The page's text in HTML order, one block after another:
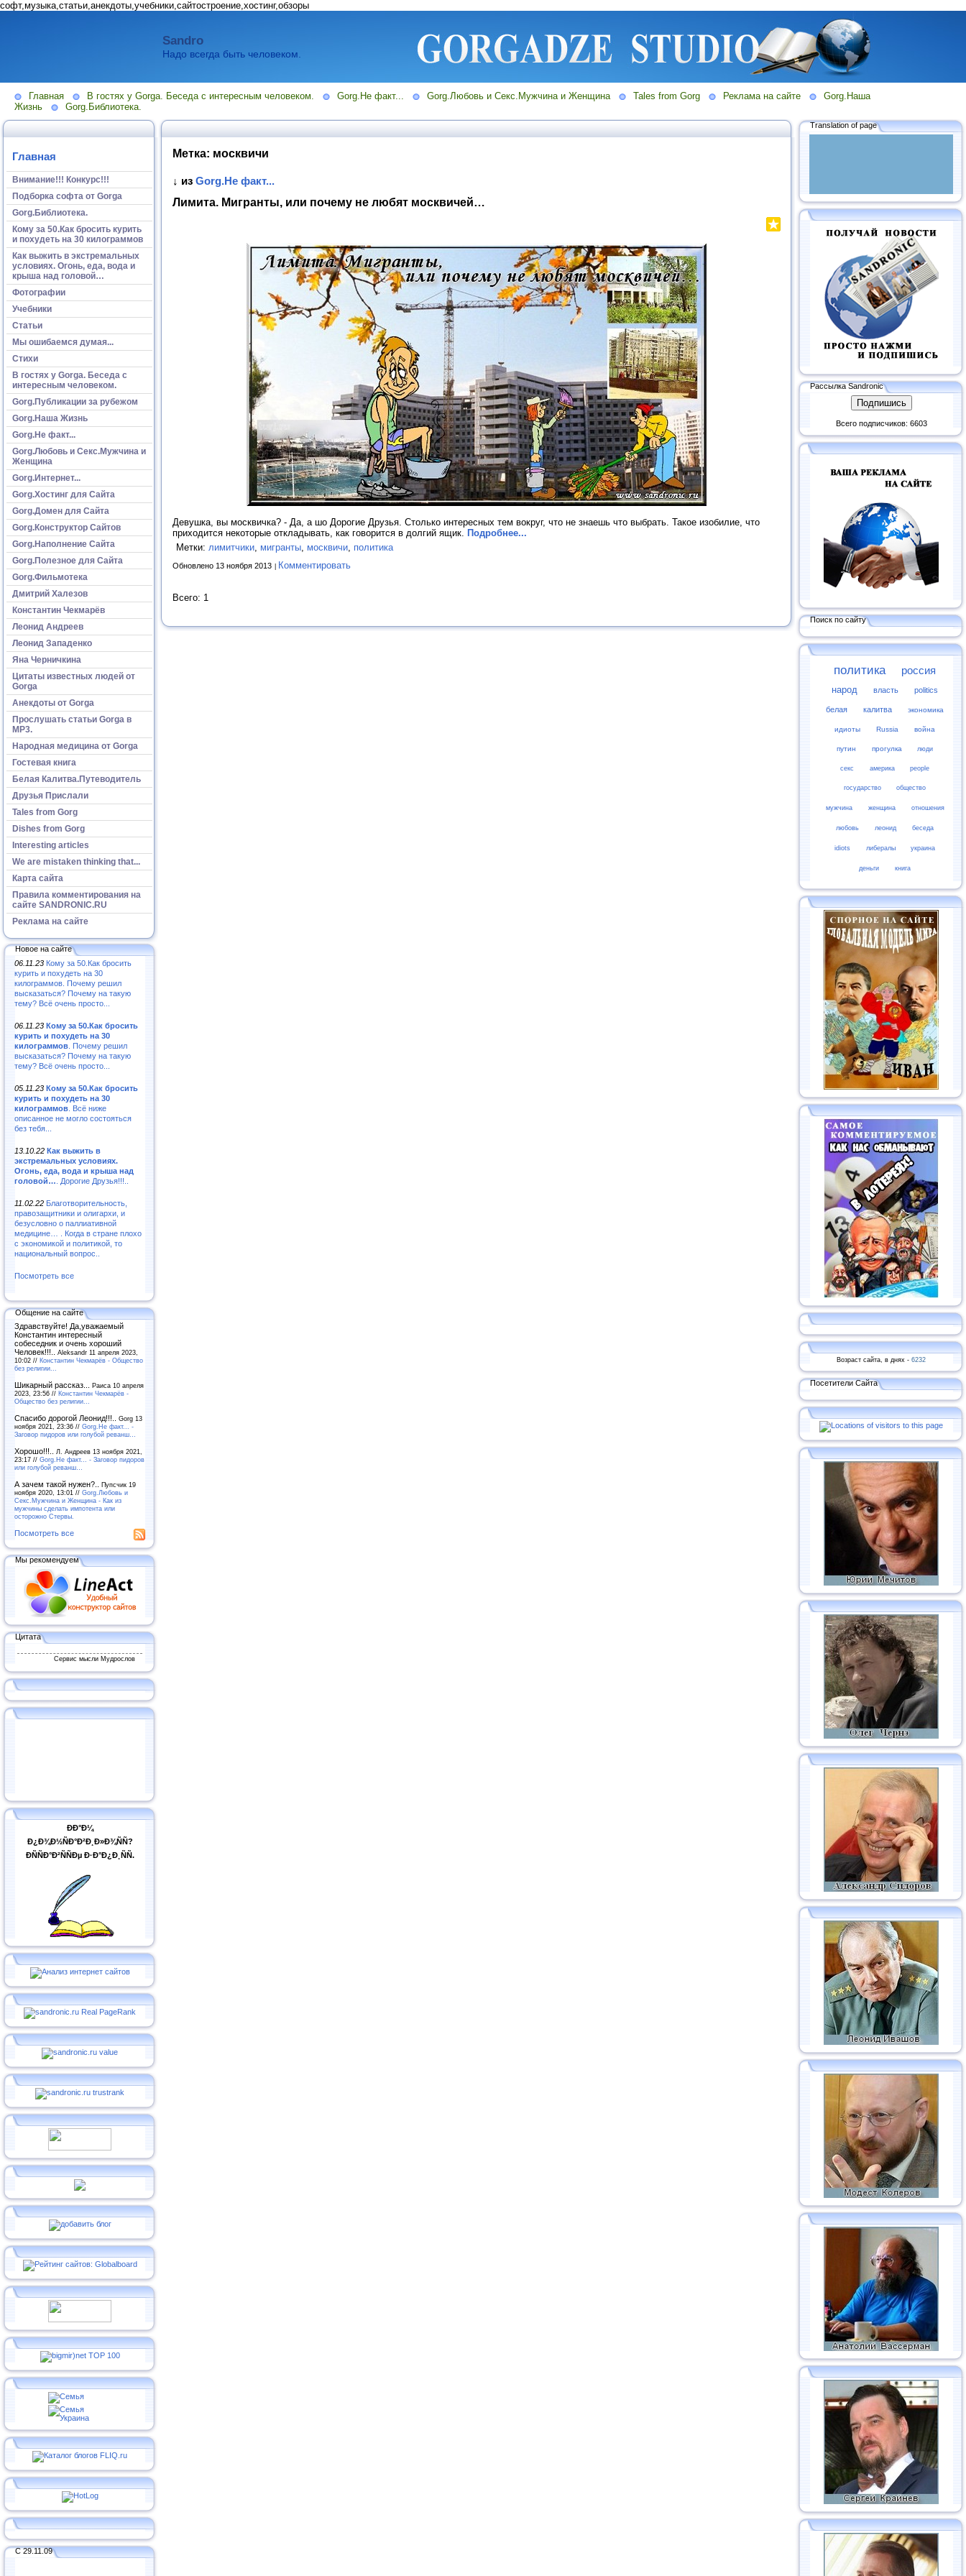
софт,музыка,статьи,анекдоты,учебники,сайтостроение,хостинг,обзоры
Sandro
Надо всегда быть человеком.
Главная В гостях у Gorga. Беседа с интересным человеком. Gorg.Не факт... Gorg.Любовь и Секс.Мужчина и Женщина Tales from Gorg Реклама на сайте
Gorg.Наша
Жизнь
Gorg.Библиотека.
Главная
Внимание!!! Конкурс!!!
Подборка софта от Gorga
Gorg.Библиотека.
Кому за 50.Как бросить курить
и похудеть на 30 килограммов
Как выжить в экстремальных
условиях. Огонь, еда, вода и
крыша над головой…
Фотографии
Учебники
Статьи
Мы ошибаемся думая...
Стихи
В гостях у Gorga. Беседа с
интересным человеком.
Gorg.Публикации за рубежом
Gorg.Наша Жизнь
Gorg.Не факт...
Gorg.Любовь и Секс.Мужчина и
Женщина
Gorg.Интернет...
Gorg.Хостинг для Сайта
Gorg.Домен для Сайта
Gorg.Конструктор Сайтов
Gorg.Наполнение Сайта
Gorg.Полезное для Сайта
Gorg.Фильмотека
Дмитрий Халезов
Константин Чекмарёв
Леонид Андреев
Леонид Западенко
Яна Черничкина
Цитаты известных людей от
Gorga
Анекдоты от Gorga
Прослушать статьи Gorga в
МР3.
Народная медицина от Gorga
Гостевая книга
Белая Калитва.Путеводитель
Друзья Прислали
Tales from Gorg
Dishes from Gorg
Interesting articles
We are mistaken thinking that...
Карта сайта
Правила комментирования на
сайте SANDRONIC.RU
Реклама на сайте
Новое на сайте
06.11.23 Кому за 50.Как бросить
курить и похудеть на 30
килограммов. Почему решил
высказаться? Почему на такую
тему? Всё очень просто...
06.11.23 Кому за 50.Как бросить
курить и похудеть на 30
килограммов . Почему решил
высказаться? Почему на такую
тему? Всё очень просто...
05.11.23 Кому за 50.Как бросить
курить и похудеть на 30
килограммов . Всё ниже
описанное не могло состояться
без тебя...
13.10.22 Как выжить в
экстремальных условиях.
Огонь, еда, вода и крыша над
головой… . Дорогие Друзья!!!..
11.02.22 Благотворительность,
правозащитники и олигархи, и
безусловно о паллиативной
медицине… . Когда в стране плохо
с экономикой и политикой, то
национальный вопрос..
Посмотреть все
Общение на сайте
Здравствуйте! Да,уважаемый
Константин интересный
собеседник и очень хороший
Человек!!!.. Aleksandr 11 апреля 2023,
10:02 // Константин Чекмарёв - Общество
без религии...
Шикарный рассказ... Раиса 10 апреля
2023, 23:56 // Константин Чекмарёв -
Общество без религии...
Спасибо дорогой Леонид!!!.. Gorg 13
ноября 2021, 23:36 // Gorg.Не факт... -
Заговор пидоров или голубой реванш…
Хорошо!!!..
Л. Андреев 13 ноября 2021,
23:17 // Gorg.Не факт... - Заговор пидоров
или голубой реванш…
А зачем такой нужен?.. Пупсчик 19
ноября 2020, 13:01 // Gorg.Любовь и
Секс.Мужчина и Женщина - Как из
мужчины сделать импотента или
осторожно Стервы.
Посмотреть все
Мы рекомендуем
Цитата
Сервис мысли Мудрослов
ÐÐ°Ð¼
Ð¿Ð¾Ð½ÑÐ°Ð²Ð¸Ð»Ð¾ÑÑ?
ÐÑÑÐ°Ð²ÑÑÐµ Ð·Ð°Ð¿Ð¸ÑÑ.
С 29.11.09
Метка: москвичи
↓ из Gorg.Не факт...
Лимита. Мигранты, или почему не любят москвичей…
Девушка, вы москвичка? - Да, а шо Дорогие Друзья. Столько интересных тем вокруг, что не знаешь что выбрать. Такое изобилие, что
приходится некоторые откладывать, как говорится в долгий ящик. Подробнее...
Метки: лимитчики, мигранты, москвичи, политика
Обновлено 13 ноября 2013 Комментировать
Всего: 1
Translation of page
Рассылка Sandronic
Всего подписчиков: 6603
Поиск по сайту
политика россия
народ власть politics
белая калитва экономика
идиоты Russia война
путин прогулка люди
секс америка people
государство общество
мужчина женщина отношения
любовь леонид беседа
idiots либералы украина
деньги книга
Возраст сайта, в днях - 6232
Посетители Сайта